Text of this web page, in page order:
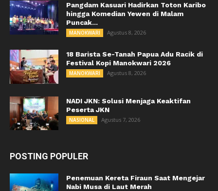
Pangdam Kasuari Hadirkan Toton Karibo
hingga Komedian Yewen di Malam
Puncak...
MANOKWARI Agustus 8, 2026
18 Barista Se-Tanah Papua Adu Racik di
Festival Kopi Manokwari 2026
MANOKWARI Agustus 8, 2026
NADI JKN: Solusi Menjaga Keaktifan
Peserta JKN
NASIONAL Agustus 7, 2026
POSTING POPULER
Penemuan Kereta Firaun Saat Mengejar
Nabi Musa di Laut Merah